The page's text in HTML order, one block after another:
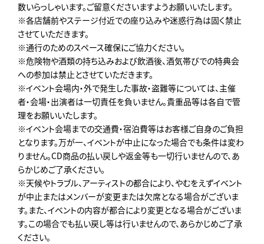
数いらっしゃいます。ご留意くださいますようお願いいたします。
※各店舗前やステージ付近での座り込みや迷惑行為は固く禁止
させていただきます。
※通行のためのスペース確保にご協力ください。
※危険物や酒類の持ち込みおよび飲酒後、酒気帯びでの特典会
への参加は禁止とさせていただきます。
※イベント会場内・外で発生した事故・盗難等については、主催
者・会場・出演者は一切責任を負いません。貴重品等は各自で管
理をお願いいたします。
※イベント会場までの交通費・宿泊費等はお客様ご自身のご負担
となります。万が一、イベントが中止になった場合でも条件は変わ
りません。CD商品の払い戻しや返金等も一切行いませんので、あ
らかじめご了承ください。
※天候やトラブル、アーティストの都合により、やむをえずイベント
が中止またはメンバーが変更または欠席となる場合がございま
す。また、イベントの内容が都合により変更となる場合がございま
す。この場合でも払い戻し等は行いませんので、あらかじめご了承
ください。